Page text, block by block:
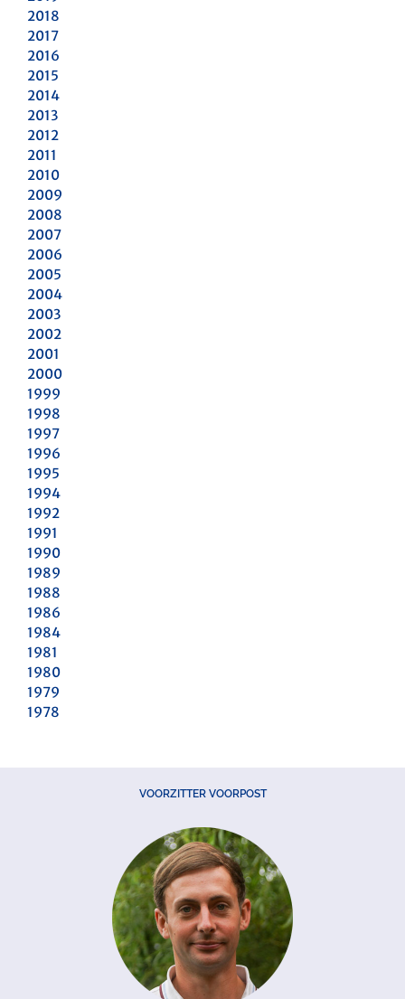
2018
2017
2016
2015
2014
2013
2012
2011
2010
2009
2008
2007
2006
2005
2004
2003
2002
2001
2000
1999
1998
1997
1996
1995
1994
1992
1991
1990
1989
1988
1986
1984
1981
1980
1979
1978
VOORZITTER VOORPOST